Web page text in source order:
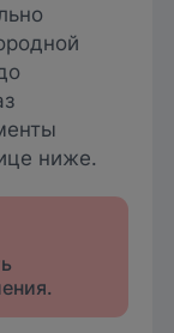
ниже.